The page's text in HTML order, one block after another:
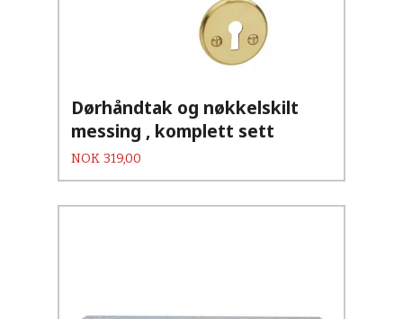
Dørhåndtak og nøkkelskilt
messing , komplett sett
Pris
NOK 319,00